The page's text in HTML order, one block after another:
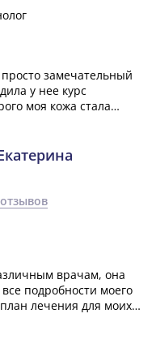
замечательный
у нее курс
моя кожа стала
врачам, она
подробности моего
лечения для моих